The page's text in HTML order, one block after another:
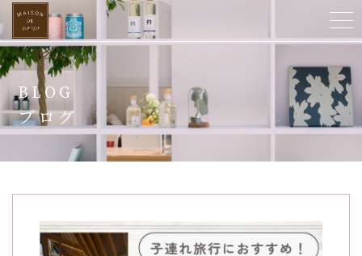
ホーム
当店について
ご提供サービス
スタッフ紹介
よくある質問
BLOG
ブログ